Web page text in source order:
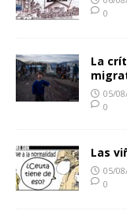
0
La
05/
0
Las
05/
0